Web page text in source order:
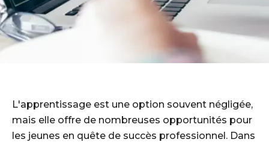
L'apprentissage est une option souvent négligée,
mais elle offre de nombreuses opportunités pour
les jeunes en quête de succès professionnel. Dans